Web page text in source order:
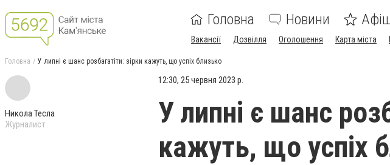
Головна Новини
Вакансії Дозвілля Оголошення Карта міста
Головна У липні є шанс розбагатіти: зірки кажуть, що успіх близько
Никола Тесла
Журналист
12:30, 25 червня 2023 р.
У липні є шанс
кажуть, що успіх